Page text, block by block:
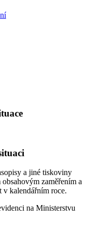
a jiné tiskoviny
zaměřením a
v kalendářním roce.
na Ministerstvu